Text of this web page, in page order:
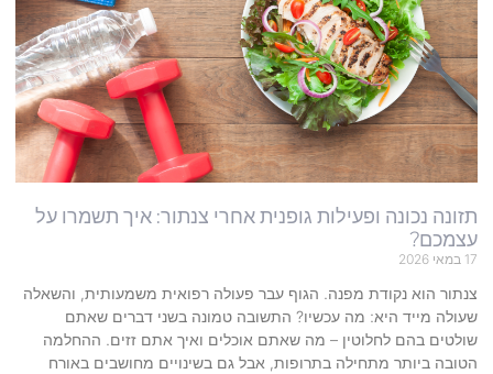
תזונה נכונה ופעילות גופנית אחרי צנתור: איך תשמרו על
עצמכם?
17 במאי 2026
צנתור הוא נקודת מפנה. הגוף עבר פעולה רפואית משמעותית, והשאלה
שעולה מייד היא: מה עכשיו? התשובה טמונה בשני דברים שאתם
שולטים בהם לחלוטין – מה שאתם אוכלים ואיך אתם זזים. ההחלמה
הטובה ביותר מתחילה בתרופות, אבל גם בשינויים מחושבים באורח